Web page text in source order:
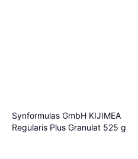
Synformulas GmbH KIJIMEA
Regularis Plus Granulat 525 g